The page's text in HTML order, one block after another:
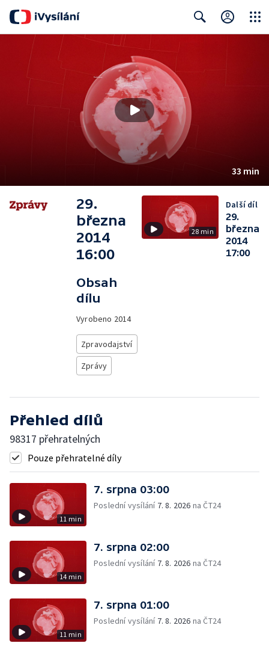
33 min
29.
března
2014
16:00
Obsah
dílu
Vyrobeno 2014
Zpravodajství
Zprávy
28 min
Další díl
29.
března
2014
17:00
Přehled dílů
98317 přehratelných
Pouze přehratelné díly
11 min
7. srpna 03:00
Poslední vysílání 7. 8. 2026 na ČT24
14 min
7. srpna 02:00
Poslední vysílání 7. 8. 2026 na ČT24
11 min
7. srpna 01:00
Poslední vysílání 7. 8. 2026 na ČT24